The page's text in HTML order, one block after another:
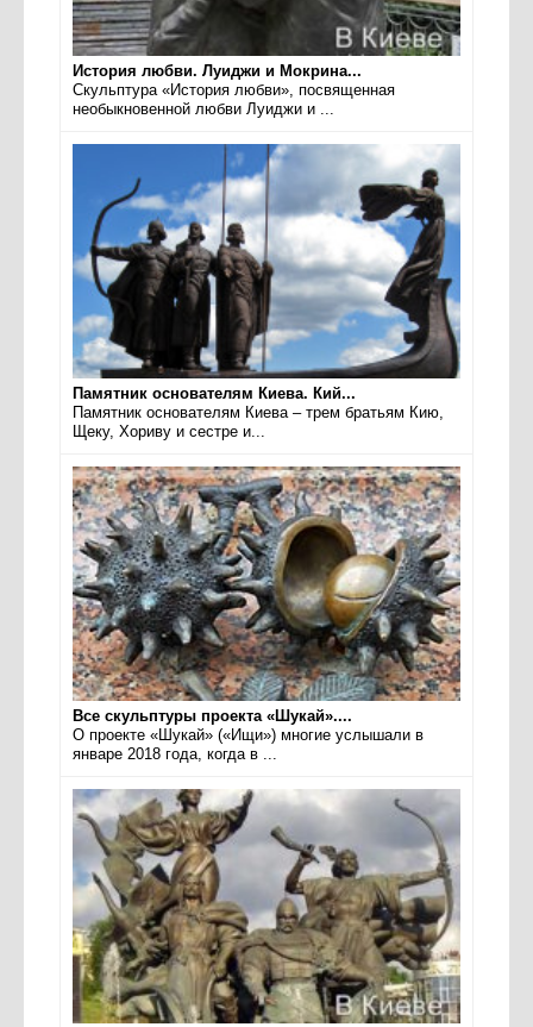
История любви. Луиджи и Мокрина...
Скульптура «История любви», посвященная
необыкновенной любви Луиджи и ...
Памятник основателям Киева. Кий...
Памятник основателям Киева – трем братьям Кию,
Щеку, Хориву и сестре и...
Все скульптуры проекта «Шукай»....
О проекте «Шукай» («Ищи») многие услышали в
январе 2018 года, когда в ...